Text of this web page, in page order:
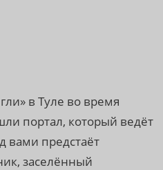
в Туле во время
портал, который ведёт
вами предстаёт
заселённый